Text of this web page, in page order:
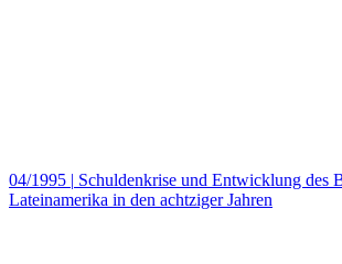
04/1995 | Schuldenkrise und Entwicklung des
Lateinamerika in den achtziger Jahren